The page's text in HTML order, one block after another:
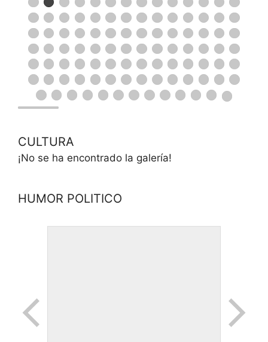
CULTURA
¡No se ha encontrado la galería!
HUMOR POLITICO